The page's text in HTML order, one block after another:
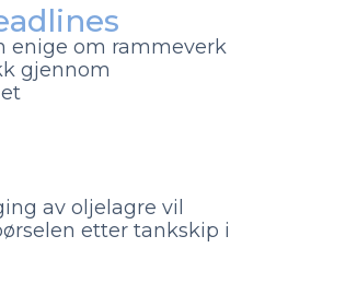
enige om rammeverk
gjennom
av oljelagre vil
etter tankskip i